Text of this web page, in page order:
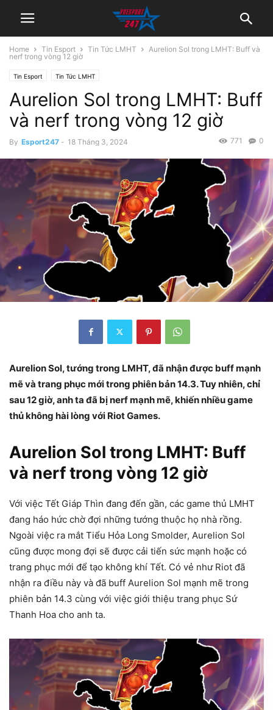
Home Tin Esport Tin Tức LMHT
Aurelion Sol trong LMHT: Buff và
nerf trong vòng 12 giờ
Tin Esport Tin Tức LMHT
Aurelion Sol trong LMHT: Buff
và nerf trong vòng 12 giờ
By Esport247 - 18 Tháng 3, 2024 0
771
Aurelion Sol, tướng trong LMHT, đã nhận được buff mạnh
mẽ và trang phục mới trong phiên bản 14.3. Tuy nhiên, chỉ
sau 12 giờ, anh ta đã bị nerf mạnh mẽ, khiến nhiều game
thủ không hài lòng với Riot Games.
Aurelion Sol trong LMHT: Buff
và nerf trong vòng 12 giờ
Với việc Tết Giáp Thìn đang đến gần, các game thủ LMHT
đang háo hức chờ đợi những tướng thuộc họ nhà rồng.
Ngoài việc ra mắt Tiểu Hỏa Long Smolder, Aurelion Sol
cũng được mong đợi sẽ được cải tiến sức mạnh hoặc có
trang phục mới để tạo không khí Tết. Có vẻ như Riot đã
nhận ra điều này và đã buff Aurelion Sol mạnh mẽ trong
phiên bản 14.3 cùng với việc giới thiệu trang phục Sứ
Thanh Hoa cho anh ta.